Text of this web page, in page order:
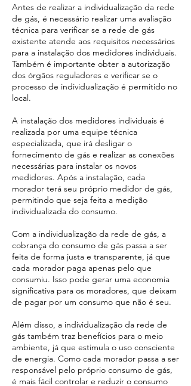
Antes de realizar a individualização da rede
de gás, é necessário realizar uma avaliação
técnica para verificar se a rede de gás
existente atende aos requisitos necessários
para a instalação dos medidores individuais.
Também é importante obter a autorização
dos órgãos reguladores e verificar se o
processo de individualização é permitido no
local.
A instalação dos medidores individuais é
realizada por uma equipe técnica
especializada, que irá desligar o
fornecimento de gás e realizar as conexões
necessárias para instalar os novos
medidores. Após a instalação, cada
morador terá seu próprio medidor de gás,
permitindo que seja feita a medição
individualizada do consumo.
Com a individualização da rede de gás, a
cobrança do consumo de gás passa a ser
feita de forma justa e transparente, já que
cada morador paga apenas pelo que
consumiu. Isso pode gerar uma economia
significativa para os moradores, que deixam
de pagar por um consumo que não é seu.
Além disso, a individualização da rede de
gás também traz benefícios para o meio
ambiente, já que estimula o uso consciente
de energia. Como cada morador passa a ser
responsável pelo próprio consumo de gás,
é mais fácil controlar e reduzir o consumo